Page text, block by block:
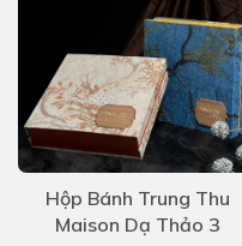
Hộp Bánh Trung Thu
Maison Dạ Thảo 3